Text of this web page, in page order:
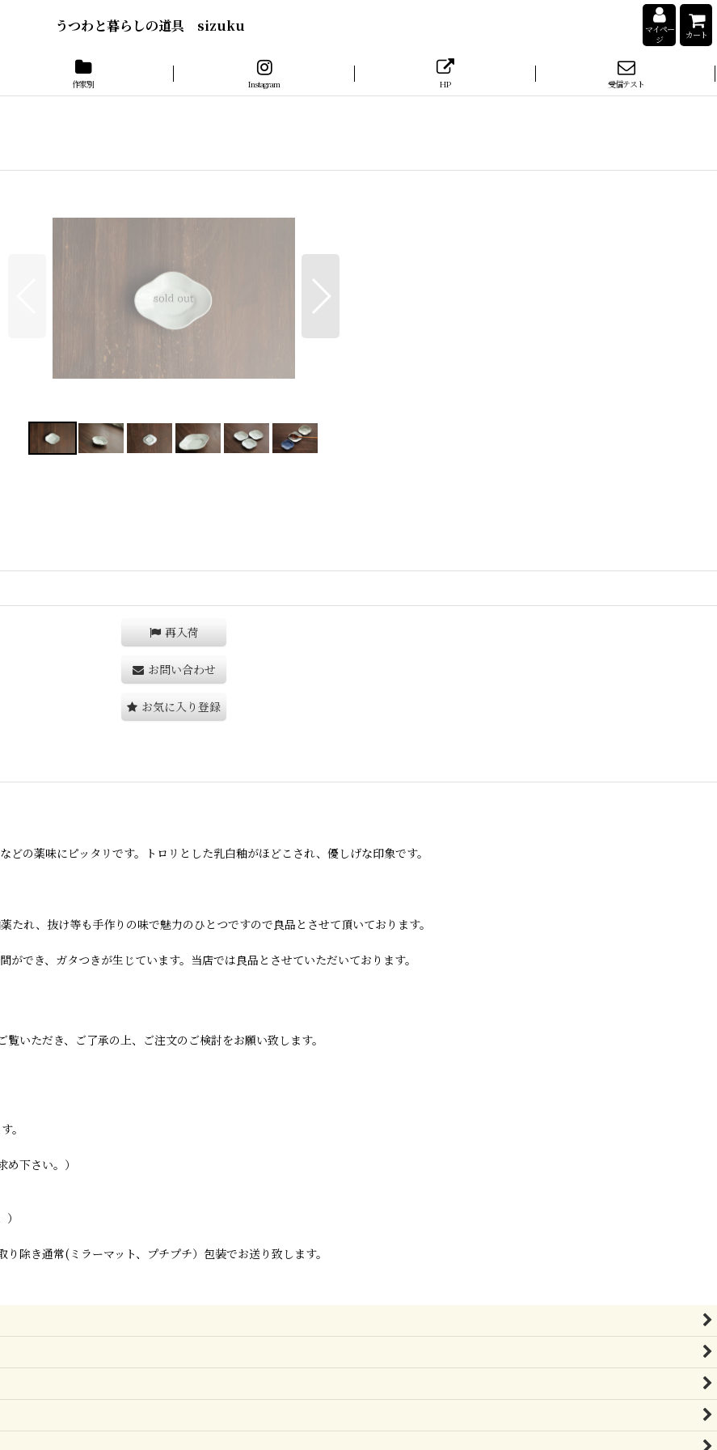
うつわと暮らしの道具 sizuku
マイペー
ジ
カート
作家別 Instagram HP 受信テスト
再入荷
お問い合わせ
お気に入り登録
の薬味にピッタリです。トロリとした乳白釉がほどこされ、優しげな印象です。
れ、抜け等も手作りの味で魅力のひとつですので良品とさせて頂いております。
でき、ガタつきが生じています。当店では良品とさせていただいております。
いただき、ご了承の上、ご注文のご検討をお願い致します。
。
下さい。）
除き通常(ミラーマット、プチプチ）包装でお送り致します。